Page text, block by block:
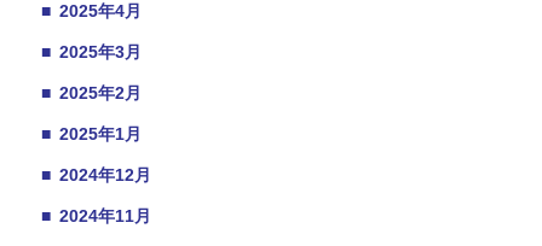
■ 2025年4月
■ 2025年3月
■ 2025年2月
■ 2025年1月
■ 2024年12月
■ 2024年11月